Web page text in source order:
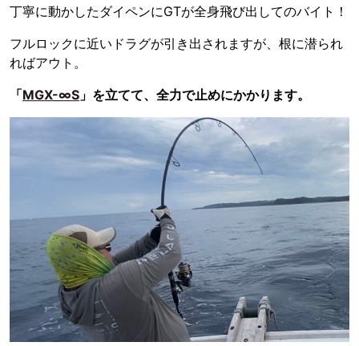
丁寧に動かしたダイペンにGTが全身飛び出してのバイト！
フルロックに近いドラグが引き出されますが、根に潜られ
ればアウト。
「MGX-∞S 」を立てて、全力で止めにかかります。